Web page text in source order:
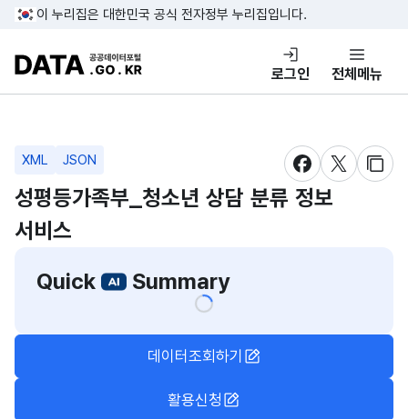
콘텐츠 바로가기
푸터 바로가기
이 누리집은 대한민국 공식 전자정부 누리집입니다.
DATA.GO.KR 공공데이터포털
로그인 전체메뉴
XML JSON
새창 열림새창 열림
새창
성평등가족부_청소년 상담 분류 정보
서비스
Quick
Summary
데이터조회하기
활용신청